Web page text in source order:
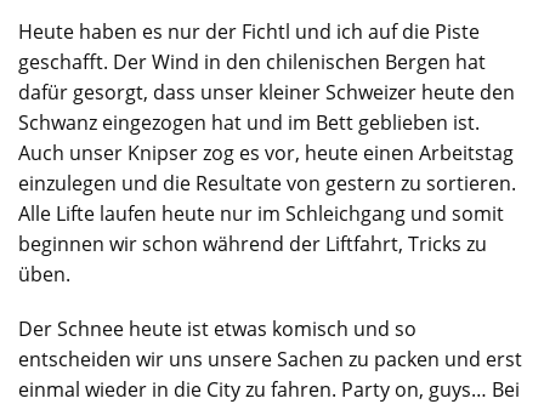
Heute haben es nur der Fichtl und ich auf die Piste
geschafft. Der Wind in den chilenischen Bergen hat
dafür gesorgt, dass unser kleiner Schweizer heute den
Schwanz eingezogen hat und im Bett geblieben ist.
Auch unser Knipser zog es vor, heute einen Arbeitstag
einzulegen und die Resultate von gestern zu sortieren.
Alle Lifte laufen heute nur im Schleichgang und somit
beginnen wir schon während der Liftfahrt, Tricks zu
üben.
Der Schnee heute ist etwas komisch und so
entscheiden wir uns unsere Sachen zu packen und erst
einmal wieder in die City zu fahren. Party on, guys… Bei